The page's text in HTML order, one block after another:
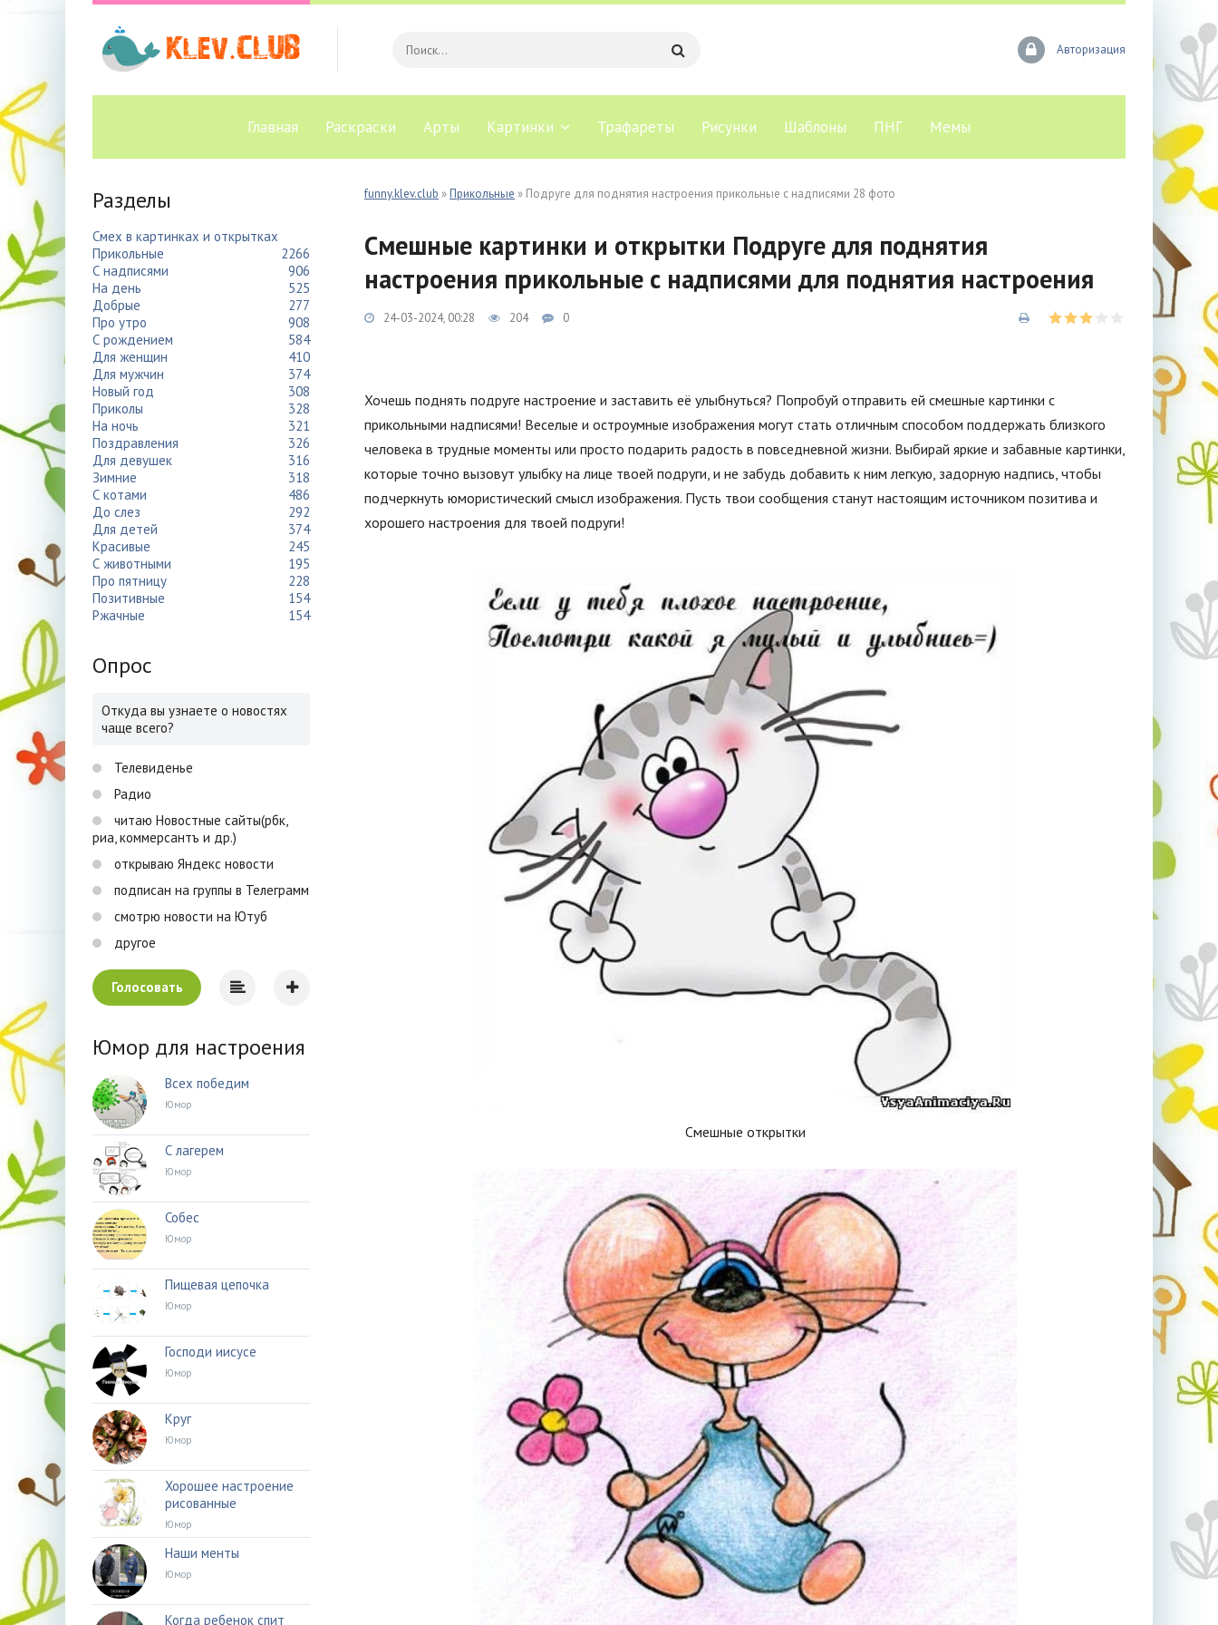
Авторизация
Главная Раскраски Арты Картинки Трафареты Рисунки Шаблоны ПНГ Мемы
funny.klev.club »Прикольные » Подруге для поднятия настроения прикольные с надписями 28 фото
Смешные картинки и открытки Подруге для поднятия
настроения прикольные с надписями для поднятия настроения
24-03-2024, 00:28 204 0
Хочешь поднять подруге настроение и заставить её улыбнуться? Попробуй отправить ей смешные картинки с
прикольными надписями! Веселые и остроумные изображения могут стать отличным способом поддержать близкого
человека в трудные моменты или просто подарить радость в повседневной жизни. Выбирай яркие и забавные картинки,
которые точно вызовут улыбку на лице твоей подруги, и не забудь добавить к ним легкую, задорную надпись, чтобы
подчеркнуть юмористический смысл изображения. Пусть твои сообщения станут настоящим источником позитива и
хорошего настроения для твоей подруги!
Смешные открытки
Разделы
Смех в картинках и открытках
Прикольные
2266
С надписями
906
На день
525
Добрые
277
Про утро
908
С рождением
584
Для женщин
410
Для мужчин
374
Новый год
308
Приколы
328
На ночь
321
Поздравления
326
Для девушек
316
Зимние
318
С котами
486
До слез
292
Для детей
374
Красивые
245
С животными
195
Про пятницу
228
Позитивные
154
Ржачные
154
Опрос
Откуда вы узнаете о новостях
чаще всего?
Телевиденье
Радио
читаю Новостные сайты(рбк,
риа, коммерсантъ и др.)
открываю Яндекс новости
подписан на группы в Телеграмм
смотрю новости на Ютуб
другое
Голосовать
Юмор для настроения
Всех победим
Юмор
С лагерем
Юмор
Собес
Юмор
Пищевая цепочка
Юмор
Господи иисусе
Юмор
Круг
Юмор
Хорошее настроение
рисованные
Юмор
Наши менты
Юмор
Когда ребенок спит